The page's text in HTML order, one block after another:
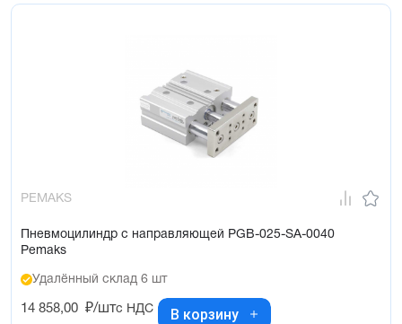
PEMAKS
Пневмоцилиндр с направляющей PGB-025-SA-0040
Pemaks
Удалённый склад 6 шт
14 858,00 ₽/штс НДС В корзину